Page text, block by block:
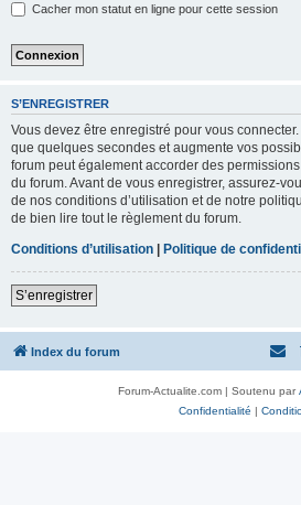
Cacher mon statut en ligne pour cette session
S’ENREGISTRER
Vous devez être enregistré pour vous
que quelques secondes et augmente vos
forum peut également accorder des
du forum. Avant de vous enregistrer, assurez-
de nos conditions d’utilisation et de notre
de bien lire tout le règlement du forum.
Conditions d’utilisation | Politique de
S’enregistrer
Index du forum
Forum-Actualite.com | Soutenu par
Confidentialité |